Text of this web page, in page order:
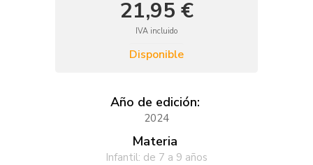
21,95 €
IVA incluido
Disponible
Año de edición:
2024
Materia
Infantil: de 7 a 9 años